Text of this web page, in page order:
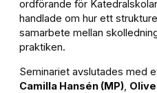
ordförande för
handlade om hur ett
samarbete mellan
praktiken.
Seminariet avslutades med
Camilla Hansén (MP),